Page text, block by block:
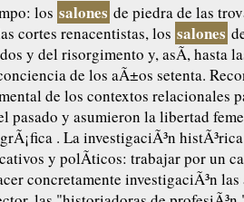
los salones de piedra de las
cortes renacentistas, los salones
y del risorgimento y, asÃ­, hasta
de los aÃ±os setenta.
de los contextos relacionales
pasado y asumieron la libertad
. La investigaciÃ³n
y polÃ­ticos: trabajar por un
concretamente investigaciÃ³n las